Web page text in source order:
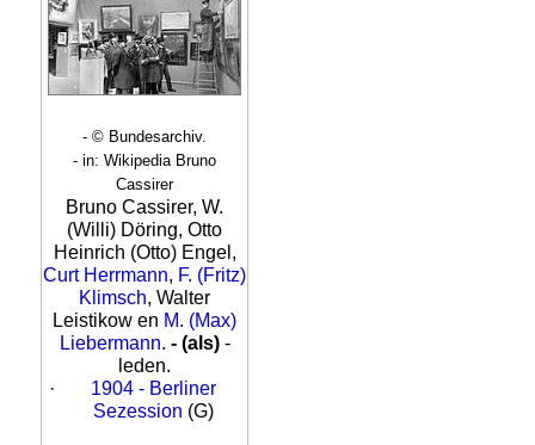
- © Bundesarchiv.
- in: Wikipedia Bruno
Cassirer
Bruno Cassirer, W.
(Willi) Döring, Otto
Heinrich (Otto) Engel,
Curt Herrmann, F. (Fritz)
Klimsch, Walter
Leistikow en M. (Max)
Liebermann. - (als) -
leden.
·
1904 - Berliner
Sezession (G)